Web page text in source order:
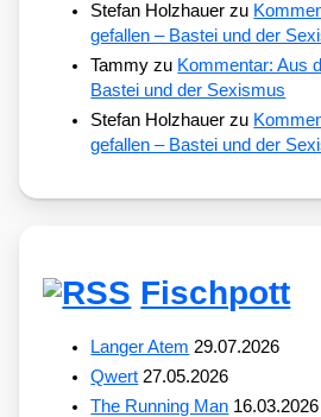
Stefan Holzhauer zu
gefallen – Bastei und der
Tammy zu Kommentar: Aus
Bastei und der Sexismus
Stefan Holzhauer zu
gefallen – Bastei und der
Fischpott
Langer Atem 29.07.2026
Qwert 27.05.2026
The Running Man 16.03.2026